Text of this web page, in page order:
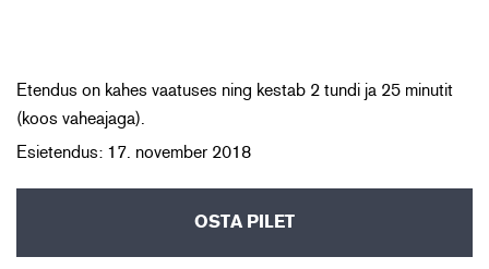
Etendus on kahes vaatuses ning kestab 2 tundi ja 25 minutit
(koos vaheajaga).
Esietendus: 17. november 2018
OSTA PILET